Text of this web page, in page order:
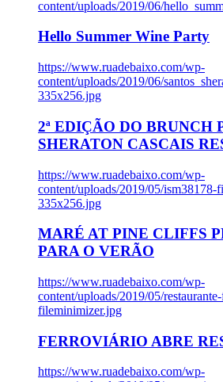
content/uploads/2019/06/
Hello Summer Wine Party
https://www.ruadebaixo.com/wp-
content/uploads/2019/06/
335x256.jpg
2ª EDIÇÃO DO BRUNCH
SHERATON CASCAIS
https://www.ruadebaixo.com/wp-
content/uploads/2019/05/ism38178-
335x256.jpg
MARÉ AT PINE CLIFFS
PARA O VERÃO
https://www.ruadebaixo.com/wp-
content/uploads/2019/05/
fileminimizer.jpg
FERROVIÁRIO ABRE
https://www.ruadebaixo.com/wp-